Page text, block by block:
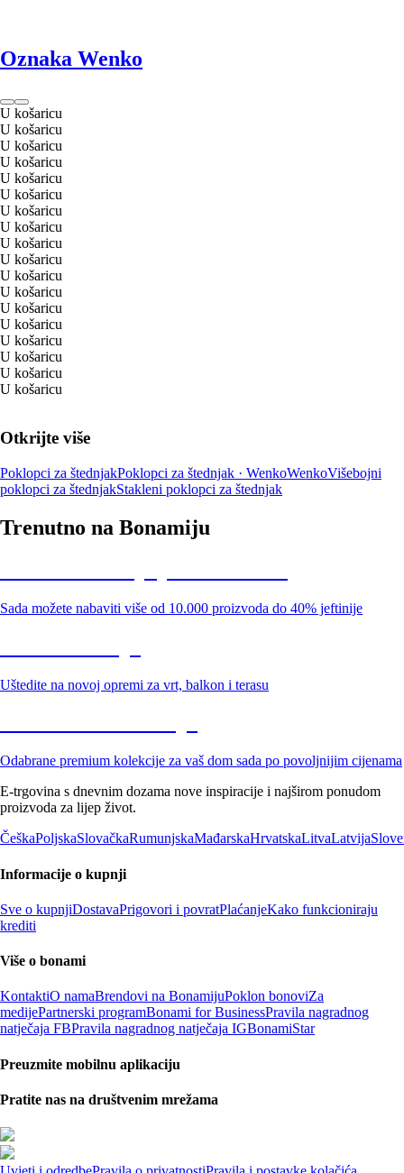
Oznaka Wenko
U košaricu
U košaricu
U košaricu
U košaricu
U košaricu
U košaricu
U košaricu
U košaricu
U košaricu
U košaricu
U košaricu
U košaricu
U košaricu
U košaricu
U košaricu
U košaricu
U košaricu
U košaricu
Otkrijte više
Poklopci za štednjakPoklopci za štednjak · WenkoWenkoVišebojni
poklopci za štednjakStakleni poklopci za štednjak
Trenutno na Bonamiju
Sada možete nabaviti više od 10.000 proizvoda do 40% jeftinije
Uštedite na novoj opremi za vrt, balkon i terasu
Odabrane premium kolekcije za vaš dom sada po povoljnijim cijenama
E-trgovina s dnevnim dozama nove inspiracije i najširom ponudom
proizvoda za lijep život.
ČeškaPoljskaSlovačkaRumunjskaMađarskaHrvatskaLitvaLatvija
Informacije o kupnji
Sve o kupnjiDostavaPrigovori i povratPlaćanjeKako funkcioniraju
krediti
Više o bonami
KontaktiO namaBrendovi na BonamijuPoklon bonoviZa
medijePartnerski programBonami for BusinessPravila nagradnog
natječaja FBPravila nagradnog natječaja IGBonamiStar
Preuzmite mobilnu aplikaciju
Pratite nas na društvenim mrežama